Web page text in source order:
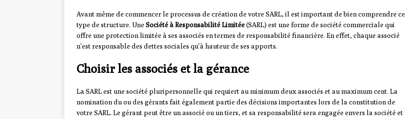
Avant même de commencer le processus de création de votre SARL, il est important de bien comprendre ce
type de structure. Une Société à Responsabilité Limitée(SARL) est une forme de société commerciale qui
offre une protection limitée à ses associés en termes de responsabilité financière. En effet, chaque associé
n’est responsable des dettes sociales qu’à hauteur de ses apports.
Choisir les associés et la gérance
La SARL est une société pluripersonnelle qui requiert au minimum deux associés et au maximum cent. La
nomination du ou des gérants fait également partie des décisions importantes lors de la constitution de
votre SARL. Le gérant peut être un associé ou un tiers, et sa responsabilité sera engagée envers la société et